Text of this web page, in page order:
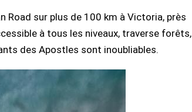
Road sur plus de 100 km à Victoria, près
à tous les niveaux, traverse forêts,
des Apostles sont inoubliables.